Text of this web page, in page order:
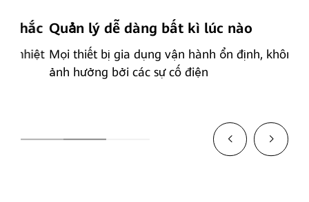
Quản lý dễ dàng bất kì lúc nào
Mọi thiết bị gia dụng vận hành ổn định, không bị
ảnh hưởng bởi các sự cố điện